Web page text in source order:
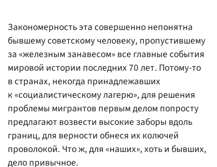
Закономерность эта совершенно непонятна
бывшему советскому человеку, пропустившему
за «железным занавесом» все главные события
мировой истории последних 70 лет. Потому-то
в странах, некогда принадлежавших
к «социалистическому лагерю», для решения
проблемы мигрантов первым делом попросту
предлагают возвести высокие заборы вдоль
границ, для верности обнеся их колючей
проволокой. Что ж, для «наших», хоть и бывших,
дело привычное.